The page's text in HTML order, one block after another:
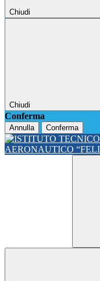
Chiudi
Chiudi
Conferma
Annulla Conferma